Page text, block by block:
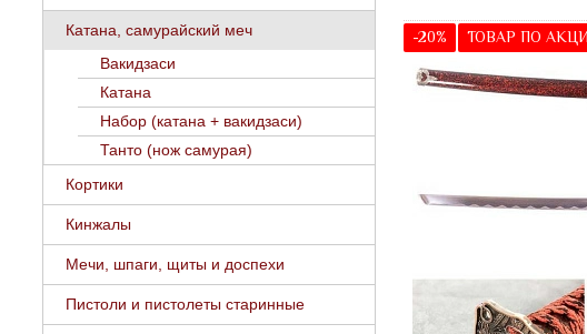
Катана, самурайский меч
Вакидзаси
Катана
Набор (катана + вакидзаси)
Танто (нож самурая)
Кортики
Кинжалы
Мечи, шпаги, щиты и доспехи
Пистоли и пистолеты старинные
-20% ТОВАР ПО